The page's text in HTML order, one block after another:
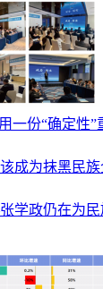
一份“确定性
成为抹黑民
学政仍在为民